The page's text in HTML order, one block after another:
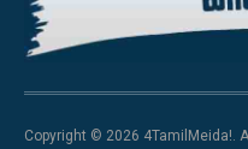
Copyright © 2026 4TamilMeida!.